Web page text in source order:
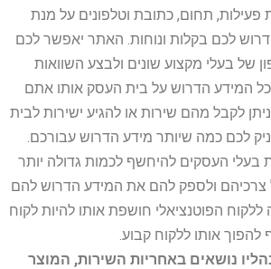
תחום, כתובת וטלפונים על מנת
לכם בקלות ונוחות. האתר יאפשר לכם
של בעלי מקצוע שונים ולבצע השוואות
המידע הדרוש על בית העסק אותו אתם
לקבל מהם שירות או להגיע ישירות לבית
לכם כמה שיותר מידע הדרוש עבורכם.
בעלי העסקים להיחשף לכמות גדולה יותר
צרכיהם ולספק להם את המידע הדרוש להם
ללקוח הפוטנציאלי חושפת אותו להיות לקוח
להפוך אותו ללקוח קבוע.
נושאים באחריות השירות, המוצר